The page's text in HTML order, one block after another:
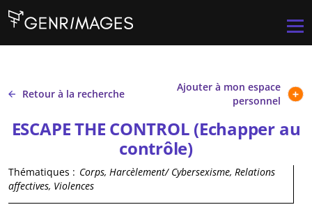
Retour à la recherche
Ajouter à mon espace
personnel
ESCAPE THE CONTROL (Echapper au
contrôle)
Thématiques : Corps, Harcèlement/ Cybersexisme, Relations
affectives, Violences